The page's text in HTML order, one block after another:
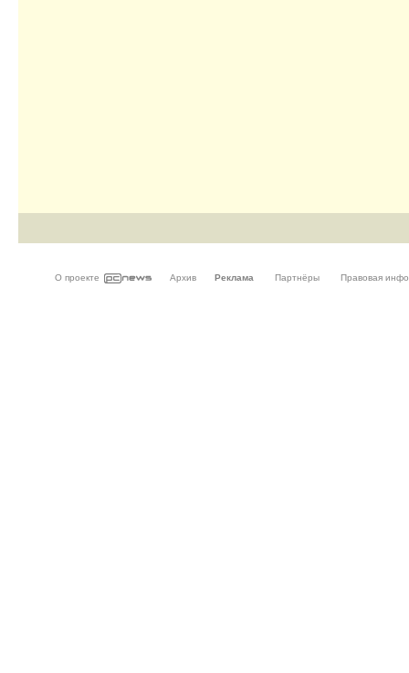
О проекте Архив Реклама Партнёры Правовая